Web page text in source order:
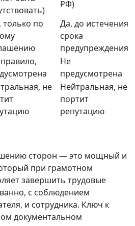
РФ)
только по
Да, до истечения
срока
предупреждения
Не
предусмотрена
не
Нейтральная, не
портит
репутацию
сторон — это мощный и
при грамотном
завершить трудовые
с соблюдением
и сотрудника. Ключ к
документальном